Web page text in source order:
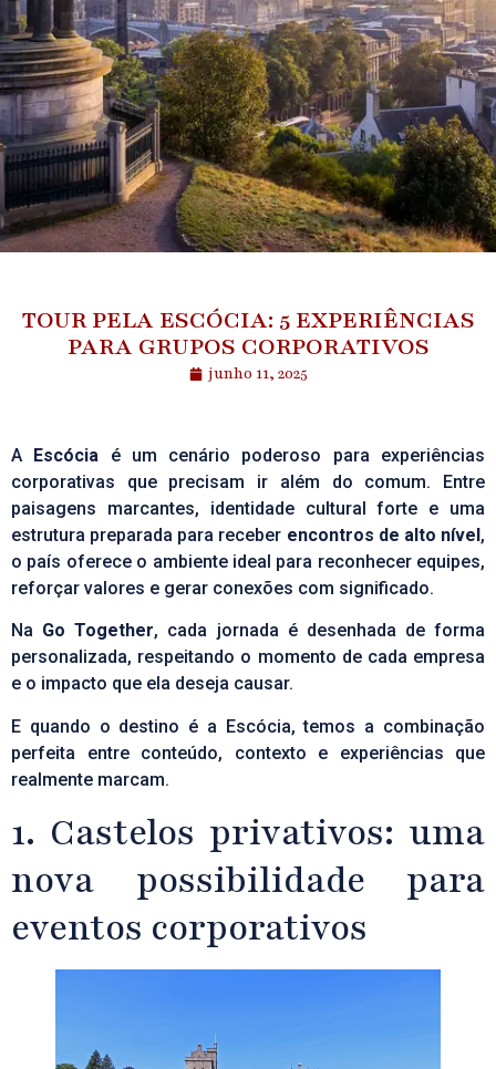
TOUR PELA ESCÓCIA: 5 EXPERIÊNCIAS
PARA GRUPOS CORPORATIVOS
junho 11, 2025
A Escócia é um cenário poderoso para experiências
corporativas que precisam ir além do comum. Entre
paisagens marcantes, identidade cultural forte e uma
estrutura preparada para receber encontros de alto nível,
o país oferece o ambiente ideal para reconhecer equipes,
reforçar valores e gerar conexões com significado.
Na Go Together, cada jornada é desenhada de forma
personalizada, respeitando o momento de cada empresa
e o impacto que ela deseja causar.
E quando o destino é a Escócia, temos a combinação
perfeita entre conteúdo, contexto e experiências que
realmente marcam.
1. Castelos privativos: uma
nova possibilidade para
eventos corporativos